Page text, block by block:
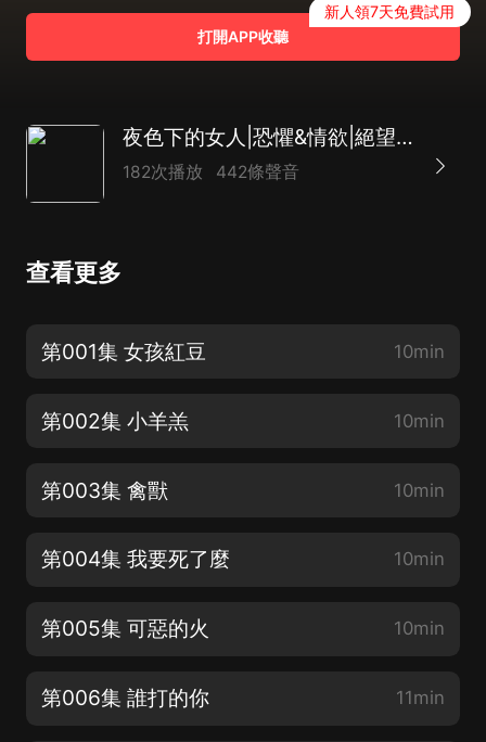
打開APP收聽
新人領7天免費試用
夜色下的女人|恐懼&情欲|絕望&救贖
182次播放 442條聲音
查看更多
第001集 女孩紅豆 10min
第002集 小羊羔 10min
第003集 禽獸 10min
第004集 我要死了麼 10min
第005集 可惡的火 10min
第006集 誰打的你 11min